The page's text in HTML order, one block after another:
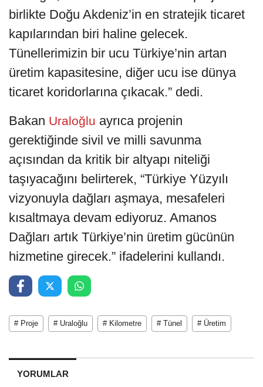
birlikte Doğu Akdeniz’in en stratejik ticaret
kapılarından biri haline gelecek.
Tünellerimizin bir ucu Türkiye’nin artan
üretim kapasitesine, diğer ucu ise dünya
ticaret koridorlarına çıkacak.” dedi.
Bakan Uraloğlu ayrıca projenin
gerektiğinde sivil ve milli savunma
açısından da kritik bir altyapı niteliği
taşıyacağını belirterek, “Türkiye Yüzyılı
vizyonuyla dağları aşmaya, mesafeleri
kısaltmaya devam ediyoruz. Amanos
Dağları artık Türkiye’nin üretim gücünün
hizmetine girecek.” ifadelerini kullandı.
# Proje # Uraloğlu # Kilometre # Tünel # Üretim
YORUMLAR